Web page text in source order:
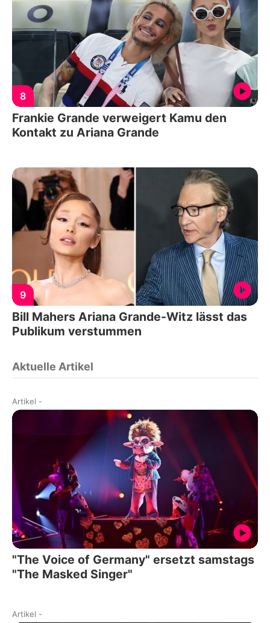
8
Frankie Grande verweigert Kamu den
Kontakt zu Ariana Grande
9
Bill Mahers Ariana Grande-Witz lässt das
Publikum verstummen
Aktuelle Artikel
Artikel -
"The Voice of Germany" ersetzt samstags
"The Masked Singer"
Artikel -